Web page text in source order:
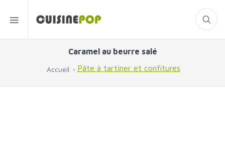
Caramel au beurre salé
Accueil Pâte à tartiner et confitures